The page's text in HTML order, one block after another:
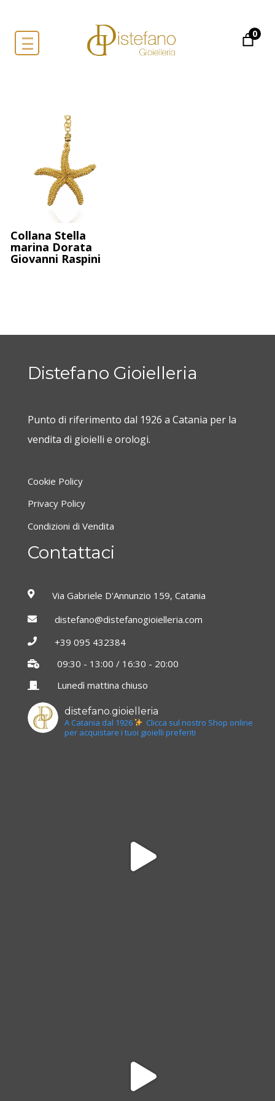
0
Collana Stella
marina Dorata
Giovanni Raspini
Distefano Gioielleria
Punto di riferimento dal 1926 a Catania per la
vendita di gioielli e orologi.
Cookie Policy
Privacy Policy
Condizioni di Vendita
Contattaci
Via Gabriele D'Annunzio 159, Catania
distefano@distefanogioielleria.com
+39 095 432384
09:30 - 13:00 / 16:30 - 20:00
Lunedì mattina chiuso
distefano.gioielleria
A Catania dal 1926
Clicca sul nostro Shop online
per acquistare i tuoi gioielli preferiti